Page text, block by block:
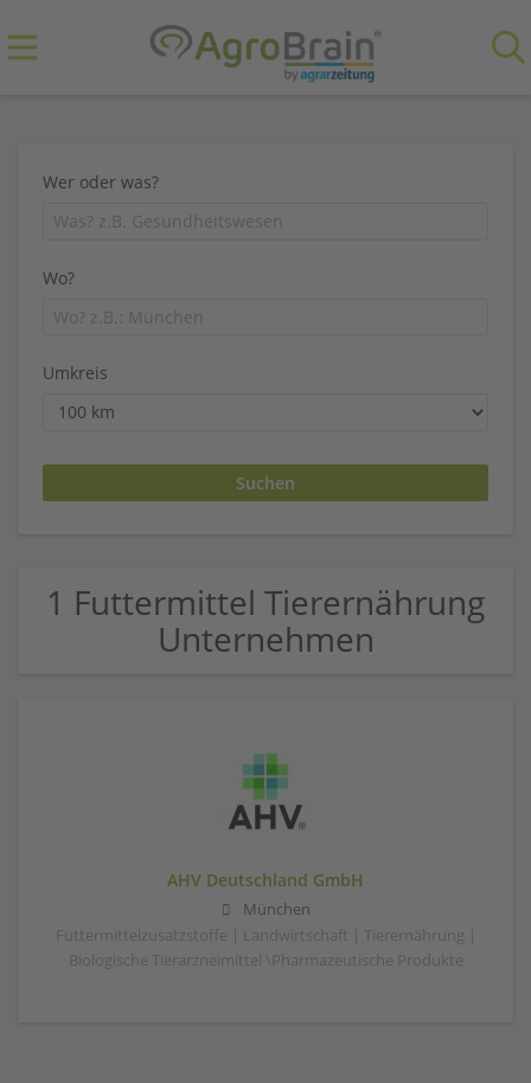
Wer oder was?
Wo?
Umkreis
1 Futtermittel Tierernährung
Unternehmen
AHV Deutschland GmbH
München
Futtermittelzusatzstoffe | Landwirtschaft | Tierernährung |
Biologische Tierarzneimittel \Pharmazeutische Produkte